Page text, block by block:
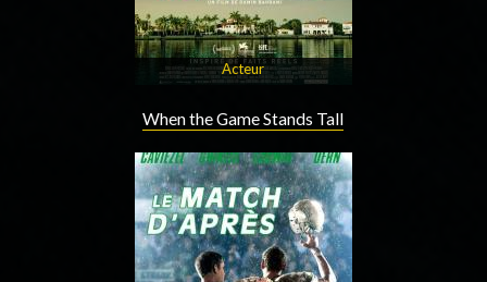
Acteur
When the Game Stands Tall